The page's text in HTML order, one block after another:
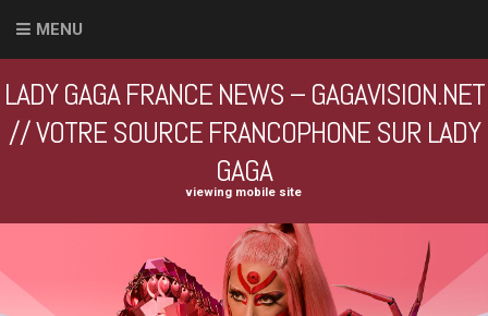
MENU
LADY GAGA FRANCE NEWS – GAGAVISION.NET
// VOTRE SOURCE FRANCOPHONE SUR LADY
GAGA
viewing mobile site